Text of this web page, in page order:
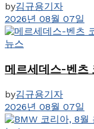
by김규용기자
2026년 08월 07일
뉴스
메르세데스-벤츠
by김규용기자
2026년 08월 07일